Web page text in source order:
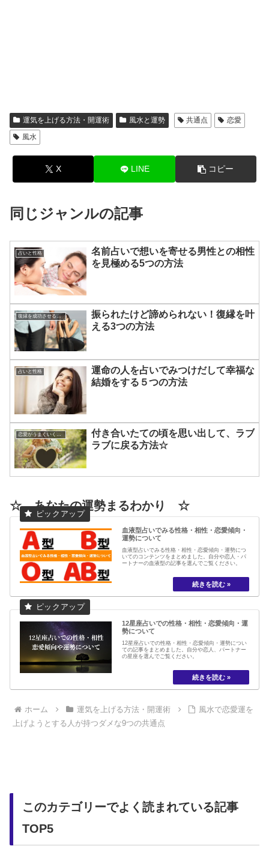
運気を上げる方法・開運術 風水と運勢 共通点
恋愛
風水
X LINE コピー
同じジャンルの記事
占いと性格
名前占いで想いを寄せる男性との相性
を見極める5つの方法
復縁を成功させる方法
振られたけど諦められない！復縁を叶
える3つの方法
占いと性格
運命の人を占いでみつけだして幸福な
結婚をする５つの方法
恋愛がうまくいく方法
付き合いたての頃を思い出して、ラブ
ラブに戻る方法☆
☆ あなたの運勢まるわかり ☆
血液型占いでみる性格・相性・恋愛傾向・
運勢について
血液型占いでみる性格・相性・恋愛傾向・運勢につ
いてのコンテンツをまとめました。自分や恋人・パ
ートナーの血液型の記事を選んでご覧ください。
12星座占いでの性格・相性・恋愛傾向・運
勢について
12星座占いでの性格・相性・恋愛傾向・運勢につい
ての記事をまとめました。自分や恋人、パートナー
の星座を選んでご覧ください。
ホーム 運気を上げる方法・開運術
風水で恋愛運を
上げようとする人が持つダメな9つの共通点
このカテゴリーでよく読まれている記事
TOP5